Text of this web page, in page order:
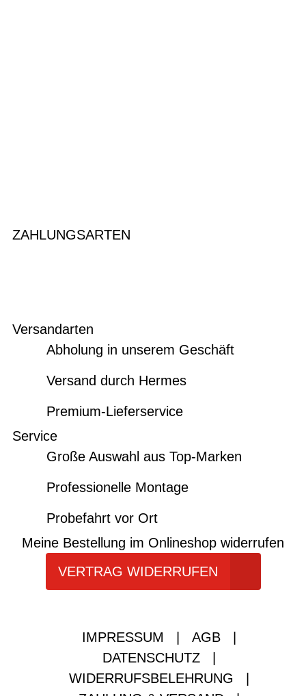
ZAHLUNGSARTEN
Versandarten
Abholung in unserem Geschäft
Versand durch Hermes
Premium-Lieferservice
Service
Große Auswahl aus Top-Marken
Professionelle Montage
Probefahrt vor Ort
Meine Bestellung im Onlineshop widerrufen
VERTRAG WIDERRUFEN
IMPRESSUM AGB
DATENSCHUTZ
WIDERRUFSBELEHRUNG